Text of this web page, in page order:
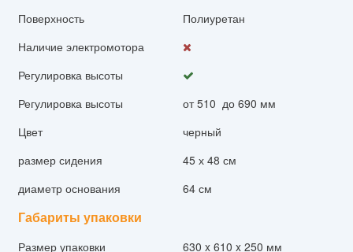
Поверхность
Полиуретан
Наличие электромотора
Регулировка высоты
Регулировка высоты
от 510 до 690 мм
Цвет
черный
размер сидения
45 х 48 см
диаметр основания
64 см
Габариты упаковки
Размер упаковки
630 x 610 x 250 мм